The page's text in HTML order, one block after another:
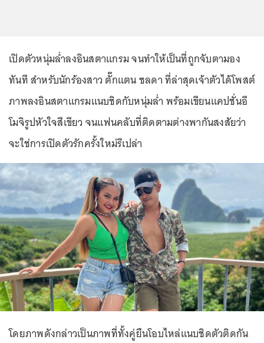
เปิดตัวหนุ่มล่ำลงอินสตาแกรม จนทำให้เป็นที่ถูกจับตามอง
ทันที สำหรับนักร้องสาว ตั๊กแตน ชลดา ที่ล่าสุดเจ้าตัวได้โพสต์
ภาพลงอินสตาแกรมแนบชิดกับหนุ่มล่ำ พร้อมเขียนแคปชั่นอี
โมจิรูปหัวใจสีเขียว จนแฟนคลับที่ติดตามต่างพากันสงสัยว่า
จะใช่การเปิดตัวรักครั้งใหม่รึเปล่า
โดยภาพดังกล่าวเป็นภาพที่ทั้งคู่ยืนโอบไหล่แนบชิดตัวติดกัน